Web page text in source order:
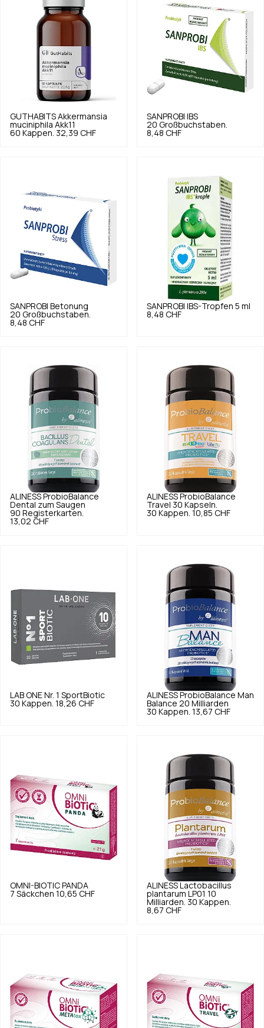
GUTHABITS Akkermansia
muciniphila Akk11
60 Kappen. 32,39 CHF
SANPROBI IBS
20 Großbuchstaben.
8,48 CHF
SANPROBI Betonung
20 Großbuchstaben.
8,48 CHF
SANPROBI
IBS-Tropfen 5 ml
8,48 CHF
ALINESS ProbioBalance
Dental zum Saugen
90 Registerkarten.
13,02 CHF
ALINESS ProbioBalance
Travel 30 Kapseln.
30 Kappen. 10,85 CHF
LAB ONE Nr. 1 SportBiotic
30 Kappen. 18,26 CHF
ALINESS ProbioBalance Man
Balance 20 Milliarden
30 Kappen. 13,67 CHF
OMNI-BIOTIC PANDA
7 Säckchen 10,65 CHF
ALINESS Lactobacillus
plantarum LP01 10
Milliarden. 30 Kappen.
8,67 CHF